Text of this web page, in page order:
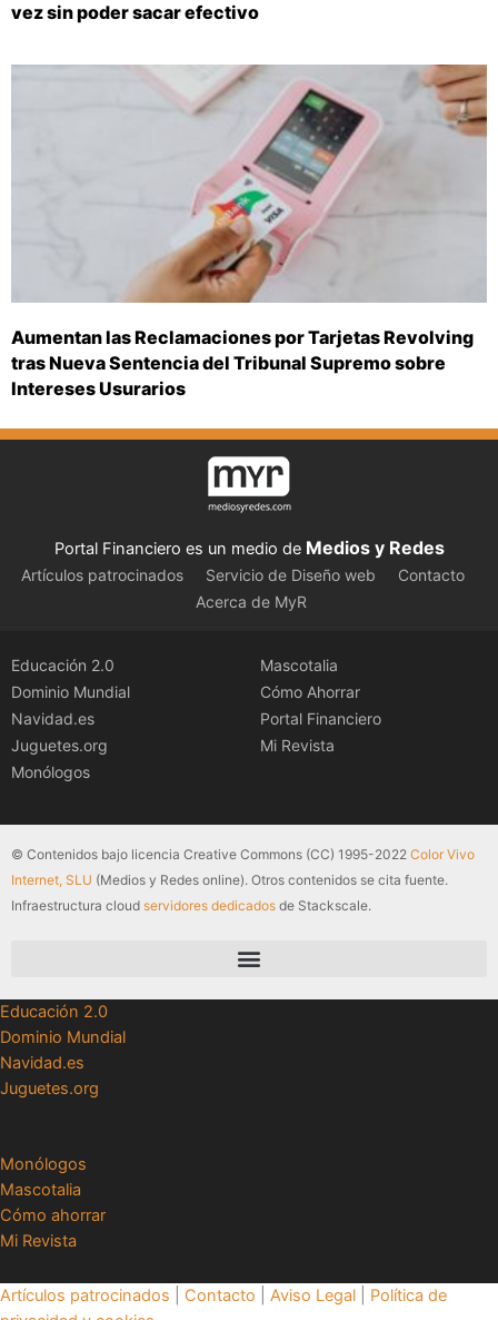
vez sin poder sacar efectivo
Aumentan las Reclamaciones por Tarjetas Revolving
tras Nueva Sentencia del Tribunal Supremo sobre
Intereses Usurarios
Portal Financiero es un medio de Medios y Redes
Artículos patrocinados Servicio de Diseño web
Contacto
Acerca de MyR
Educación 2.0
Dominio Mundial
Navidad.es
Juguetes.org
Monólogos
Mascotalia
Cómo Ahorrar
Portal Financiero
Mi Revista
© Contenidos bajo licencia Creative Commons (CC) 1995-2022 Color Vivo
Internet, SLU (Medios y Redes online). Otros contenidos se cita fuente.
Infraestructura cloud servidores dedicados de Stackscale.
Educación 2.0
Dominio Mundial
Navidad.es
Juguetes.org
Monólogos
Mascotalia
Cómo ahorrar
Mi Revista
Artículos patrocinados Contacto Aviso Legal
Política de